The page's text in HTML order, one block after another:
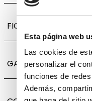
Esta página web
Las cookies de
personalizar el
funciones de
Además,
FICHA TÉCNICA
GARANTÍA, CAMBIOS